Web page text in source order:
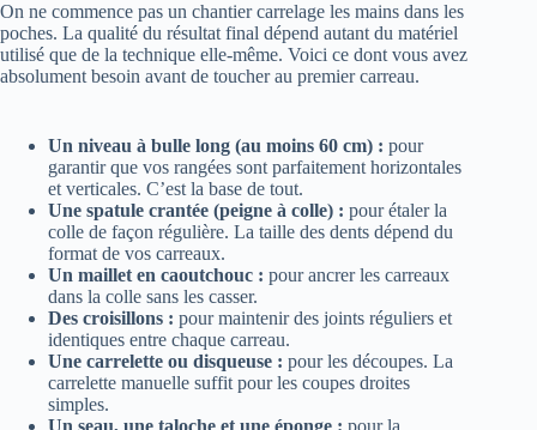
On ne commence pas un chantier carrelage les mains dans les
poches. La qualité du résultat final dépend autant du matériel
utilisé que de la technique elle-même. Voici ce dont vous avez
absolument besoin avant de toucher au premier carreau.
Un niveau à bulle long (au moins 60 cm) : pour
garantir que vos rangées sont parfaitement horizontales
et verticales. C’est la base de tout.
Une spatule crantée (peigne à colle) : pour étaler la
colle de façon régulière. La taille des dents dépend du
format de vos carreaux.
Un maillet en caoutchouc : pour ancrer les carreaux
dans la colle sans les casser.
Des croisillons : pour maintenir des joints réguliers et
identiques entre chaque carreau.
Une carrelette ou disqueuse : pour les découpes. La
carrelette manuelle suffit pour les coupes droites
simples.
Un seau, une taloche et une éponge : pour la